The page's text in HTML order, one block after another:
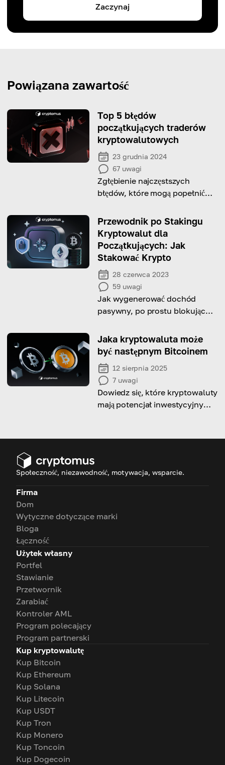
Zaczynaj
Powiązana zawartość
Top 5 błędów
początkujących traderów
kryptowalutowych
23 grudnia 2024
67 uwagi
Zgłębienie najczęstszych
błędów, które mogą popełnić
kryptowalutowi, oraz
wskazówki, jak ich unikać
Przewodnik po Stakingu
Kryptowalut dla
Początkujących: Jak
Stakować Krypto
28 czerwca 2023
59 uwagi
Jak wygenerować dochód
pasywny, po prostu blokując
Jaka kryptowaluta może
być następnym Bitcoinem
12 sierpnia 2025
7 uwagi
Dowiedz się, które kryptowaluty
mają potencjał inwestycyjny
Społeczność, niezawodność, motywacja, wsparcie.
Firma
Dom
Wytyczne dotyczące marki
Bloga
Łączność
Użytek własny
Portfel
Stawianie
Przetwornik
Zarabiać
Kontroler AML
Program polecający
Program partnerski
Kup kryptowalutę
Kup Bitcoin
Kup Ethereum
Kup Solana
Kup Litecoin
Kup USDT
Kup Tron
Kup Monero
Kup Toncoin
Kup Dogecoin